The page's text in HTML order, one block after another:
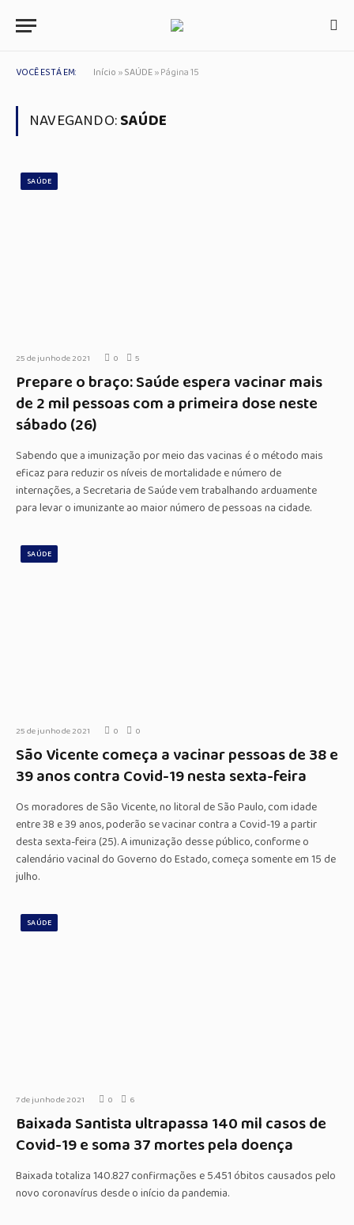
VOCÊ ESTÁ EM: Início »SAÚDE»Página 15
NAVEGANDO:SAÚDE
SAÚDE
25 de junho de 2021 0 5
Prepare o braço: Saúde espera vacinar mais
de 2 mil pessoas com a primeira dose neste
sábado (26)
Sabendo que a imunização por meio das vacinas é o método mais
eficaz para reduzir os níveis de mortalidade e número de
internações, a Secretaria de Saúde vem trabalhando arduamente
para levar o imunizante ao maior número de pessoas na cidade.
SAÚDE
25 de junho de 2021 0 0
São Vicente começa a vacinar pessoas de 38 e
39 anos contra Covid-19 nesta sexta-feira
Os moradores de São Vicente, no litoral de São Paulo, com idade
entre 38 e 39 anos, poderão se vacinar contra a Covid-19 a partir
desta sexta-feira (25). A imunização desse público, conforme o
calendário vacinal do Governo do Estado, começa somente em 15 de
julho.
SAÚDE
7 de junho de 2021 0 6
Baixada Santista ultrapassa 140 mil casos de
Covid-19 e soma 37 mortes pela doença
Baixada totaliza 140.827 confirmações e 5.451 óbitos causados pelo
novo coronavírus desde o início da pandemia.